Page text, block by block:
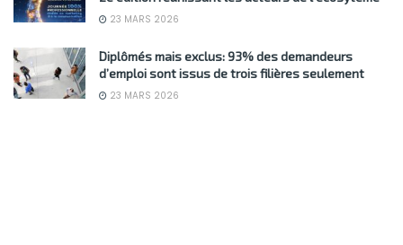
23 MARS 2026
Diplômés mais exclus: 93% des demandeurs
d’emploi sont issus de trois filières seulement
23 MARS 2026